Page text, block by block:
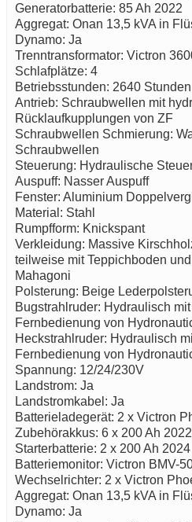
Generatorbatterie: 85 Ah 2022
Aggregat: Onan 13,5 kVA in
Dynamo: Ja
Trenntransformator: Victron
Schlafplätze: 4
Betriebsstunden: 2640 Stunden
Antrieb: Schraubwellen mit
Rücklaufkupplungen von ZF
Schraubwellen Schmierung:
Schraubwellen
Steuerung: Hydraulische
Auspuff: Nasser Auspuff
Fenster: Aluminium
Material: Stahl
Rumpfform: Knickspant
Verkleidung: Massive
teilweise mit Teppichboden
Mahagoni
Polsterung: Beige
Bugstrahlruder: Hydraulisch
Fernbedienung von
Heckstrahlruder: Hydraulisch
Fernbedienung von
Spannung: 12/24/230V
Landstrom: Ja
Landstromkabel: Ja
Batterieladegerät: 2 x Victron
Zubehörakkus: 6 x 200 Ah 2022
Starterbatterie: 2 x 200 Ah 2024
Batteriemonitor: Victron BMV-
Wechselrichter: 2 x Victron
Aggregat: Onan 13,5 kVA in
Dynamo: Ja